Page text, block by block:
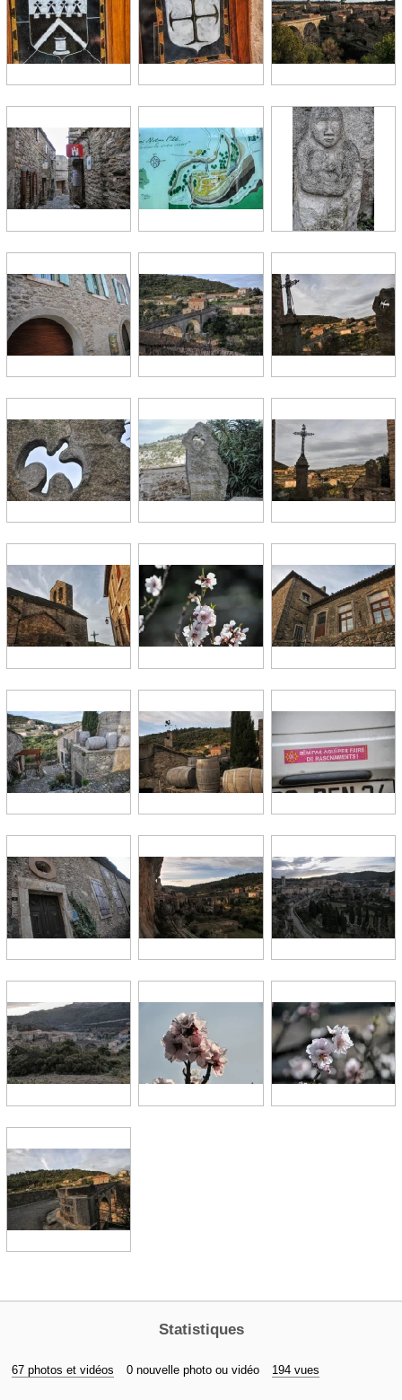
Statistiques
67 photos et vidéos 0 nouvelle photo ou vidéo 194 vues